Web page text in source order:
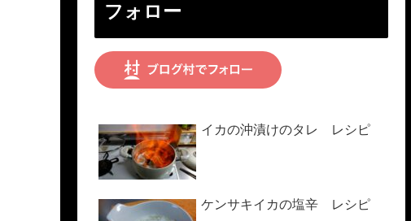
フォロー
イカの沖漬けのタレ レシピ
ケンサキイカの塩辛 レシピ